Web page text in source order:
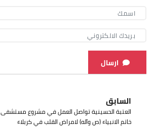
ارسال
السابق
العتبة الحسينية تواصل العمل في مشروع مستشفى
خاتم الانبياء (ص وآله) لامراض القلب في كربلاء